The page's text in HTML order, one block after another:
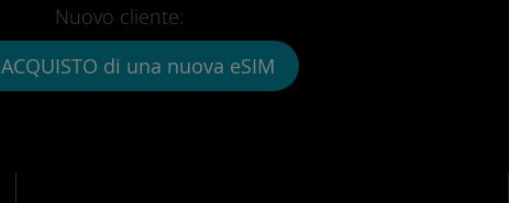
Nuovo cliente:
ACQUISTO di una nuova eSIM